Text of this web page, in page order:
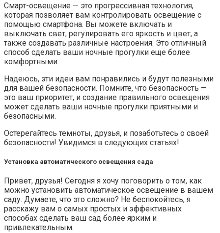
Смарт-освещение — это прогрессивная технология,
которая позволяет вам контролировать освещение с
помощью смартфона. Вы можете включать и
выключать свет, регулировать его яркость и цвет, а
также создавать различные настроения. Это отличный
способ сделать ваши ночные прогулки еще более
комфортными.
Надеюсь, эти идеи вам понравились и будут полезными
для вашей безопасности. Помните, что безопасность —
это ваш приоритет, и создание правильного освещения
может сделать ваши ночные прогулки приятными и
безопасными.
Остерегайтесь темноты, друзья, и позаботьтесь о своей
безопасности! Увидимся в следующих статьях!
Установка автоматического освещения сада
Привет, друзья! Сегодня я хочу поговорить о том, как
можно установить автоматическое освещение в вашем
саду. Думаете, что это сложно? Не беспокойтесь, я
расскажу вам о самых простых и эффективных
способах сделать ваш сад более ярким и
привлекательным.